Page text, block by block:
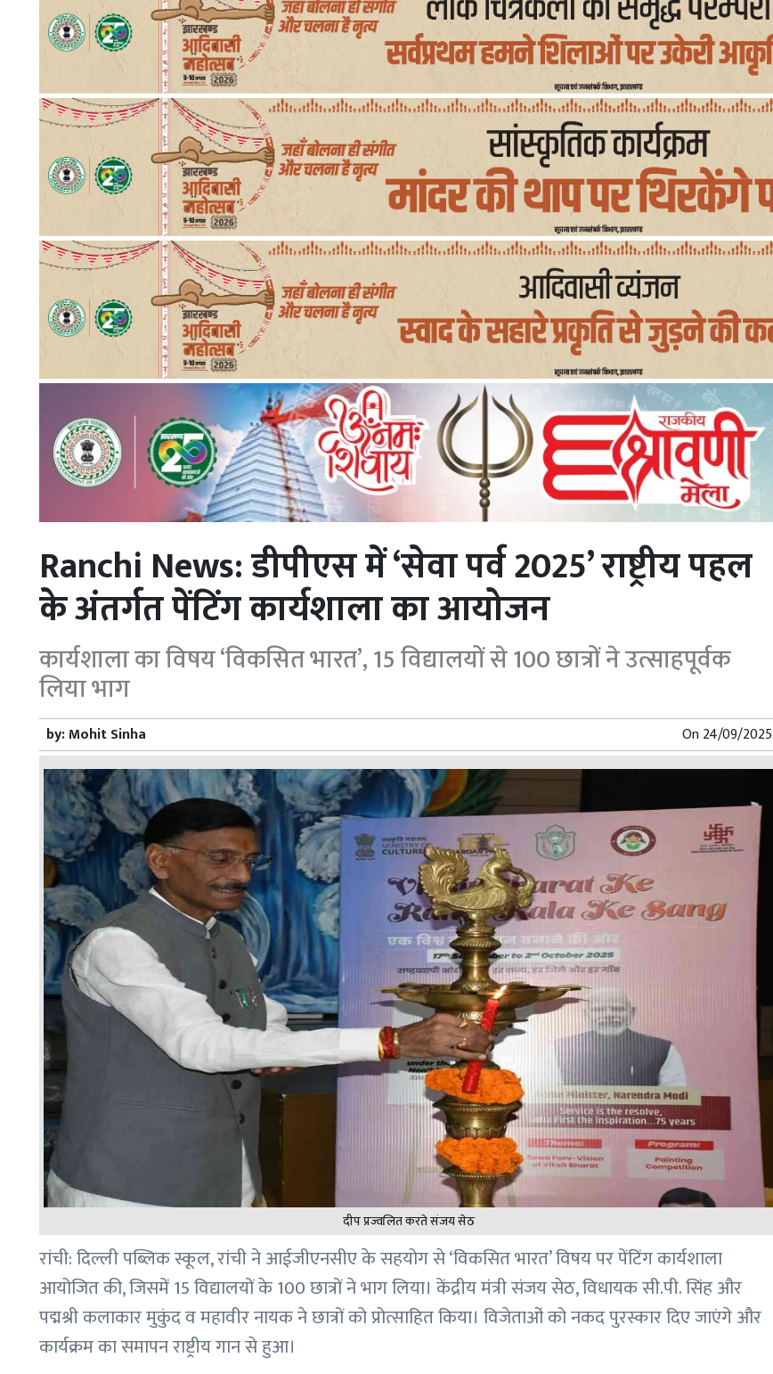
Ranchi News: डीपीएस में ‘सेवा पर्व 2025’ राष्ट्रीय पहल
के अंतर्गत पेंटिंग कार्यशाला का आयोजन
कार्यशाला का विषय ‘विकसित भारत’, 15 विद्यालयों से 100 छात्रों ने उत्साहपूर्वक
लिया भाग
by:Mohit Sinha On24/09/2025
दीप प्रज्वलित करते संजय सेठ
रांची: दिल्ली पब्लिक स्कूल, रांची ने आईजीएनसीए के सहयोग से ‘विकसित भारत’ विषय पर पेंटिंग कार्यशाला
आयोजित की, जिसमें 15 विद्यालयों के 100 छात्रों ने भाग लिया। केंद्रीय मंत्री संजय सेठ, विधायक सी.पी. सिंह और
पद्मश्री कलाकार मुकुंद व महावीर नायक ने छात्रों को प्रोत्साहित किया। विजेताओं को नकद पुरस्कार दिए जाएंगे और
कार्यक्रम का समापन राष्ट्रीय गान से हुआ।